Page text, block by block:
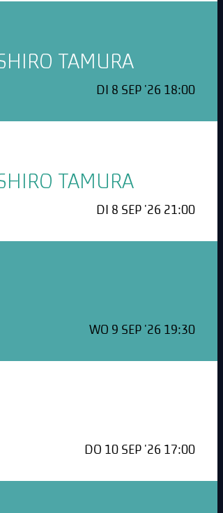
TAMURA
DI 8 SEP '26 18:00
TAMURA
DI 8 SEP '26 21:00
WO 9 SEP '26 19:30
DO 10 SEP '26 17:00